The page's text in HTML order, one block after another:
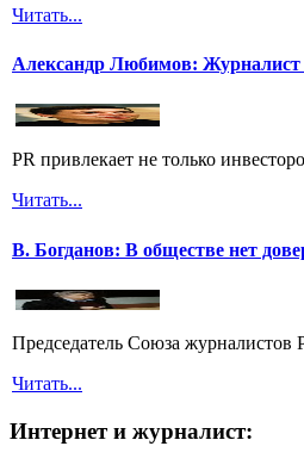
Читать...
Александр Любимов: Журналист
PR привлекает не только
Читать...
В. Богданов: В обществе нет
Председатель Союза журналистов
Читать...
Интернет и журналист: